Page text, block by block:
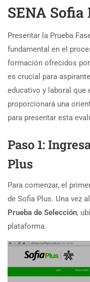
SENA Sofia
Presentar la Prueba
fundamental en el
formación ofrecidos
es crucial para
educativo y laboral que
proporcionará una
para presentar esta
Paso 1:
Plus
Para comenzar, el
de Sofia Plus. Una vez
Prueba de Selección,
plataforma.